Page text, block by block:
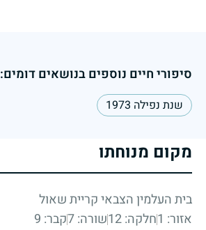
סיפורי חיים נוספים בנושאים דומים:
שנת נפילה 1973
מקום מנוחתו
בית העלמין הצבאי קריית שאול
אזור: 1
חלקה: 12 שורה: 7 קבר: 9